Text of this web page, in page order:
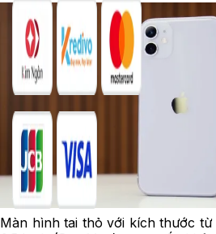
Màn hình tai thỏ với kích thước từ